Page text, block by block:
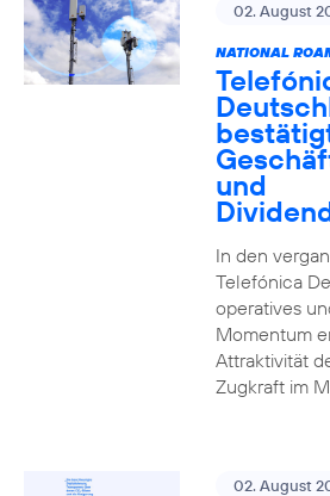
02. August
NATIONAL
und
In den
Telefónica
operatives
Momentum
Attraktivität
Zugkraft im
02. August